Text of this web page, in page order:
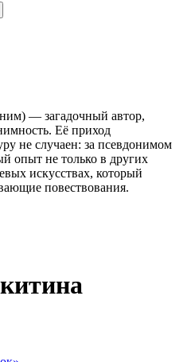
— загадочный автор,
Её приход
не случаен: за псевдонимом
опыт не только в других
искусствах, который
повествования.